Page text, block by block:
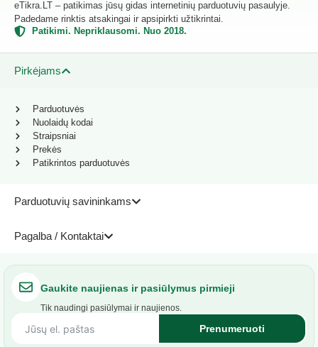
eTikra.LT – patikimas jūsų gidas internetinių parduotuvių pasaulyje.
Padedame rinktis atsakingai ir apsipirkti užtikrintai.
Patikimi. Nepriklausomi. Nuo 2018.
Pirkėjams
Parduotuvių savininkams
Pagalba / Kontaktai
Parduotuvės
Nuolaidų kodai
Straipsniai
Prekės
Patikrintos parduotuvės
Gaukite naujienas ir pasiūlymus pirmieji
Tik naudingi pasiūlymai ir naujienos.
Prenumeruoti